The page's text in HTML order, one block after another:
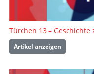
Türchen 13 – Geschichte
Artikel anzeigen